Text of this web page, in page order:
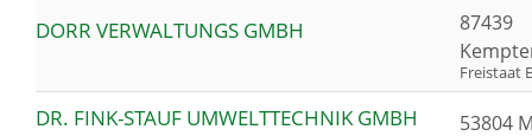
DORR VERWALTUNGS GMBH
87439
Freistaat
DR. FINK-STAUF UMWELTTECHNIK GMBH 53804